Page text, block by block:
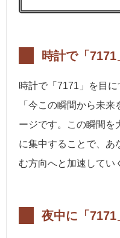
時計で「
時計で「7171」を目
「今この瞬間から未
ージです。この瞬間を
に集中することで、あ
む方向へと加速してい
夜中に「